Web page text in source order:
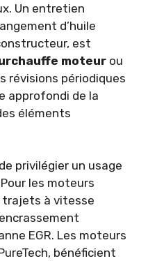
Un entretien
d’huile
est
moteur ou
révisions périodiques
approfondi de la
éléments
privilégier un usage
les moteurs
trajets à vitesse
EGR. Les moteurs
bénéficient